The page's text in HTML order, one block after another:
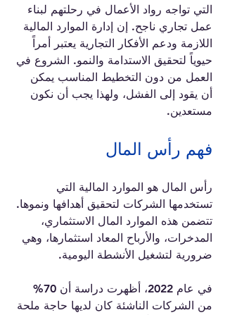
التي تواجه رواد الأعمال في رحلتهم لبناء
عمل تجاري ناجح. إن إدارة الموارد المالية
اللازمة ودعم الأفكار التجارية يعتبر أمراً
حيوياً لتحقيق الاستدامة والنمو. الشروع في
العمل من دون التخطيط المناسب يمكن
أن يقود إلى الفشل، ولهذا يجب أن نكون
مستعدين.
فهم رأس المال
رأس المال هو الموارد المالية التي
تستخدمها الشركات لتحقيق أهدافها ونموها.
تتضمن هذه الموارد المال الاستثماري،
المدخرات، والأرباح المعاد استثمارها، وهي
ضرورية لتشغيل الأنشطة اليومية.
في عام 2022، أظهرت دراسة أن 70%
من الشركات الناشئة كان لديها حاجة ملحة